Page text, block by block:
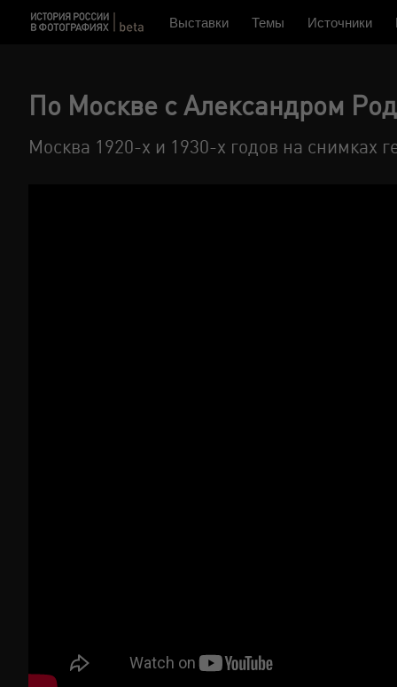
Выставки Темы Источники
По Москве с Александром
Москва 1920-х и 1930-х годов на снимках